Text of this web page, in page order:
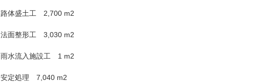
路体盛土工 2,700 m2
法面整形工 3,030 m2
雨水流入施設工 1 m2
安定処理 7,040 m2